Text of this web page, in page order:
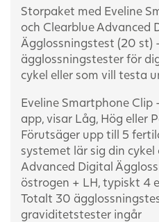
Storpaket med Eveline
och Clearblue Advanced
Ägglossningstest (20 st)
ägglossningstester för
cykel eller som vill testa
Eveline Smartphone
app, visar Låg, Hög eller
Förutsäger upp till 5
systemet lär sig din cykel
Advanced Digital
östrogen + LH, typiskt 4
Totalt 30
graviditetstester ingår